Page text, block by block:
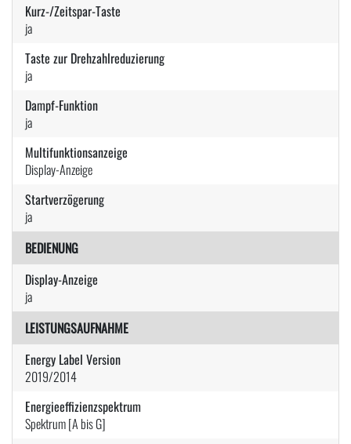
Kurz-/Zeitspar-Taste
ja
Taste zur Drehzahlreduzierung
ja
Dampf-Funktion
ja
Multifunktionsanzeige
Display-Anzeige
Startverzögerung
ja
BEDIENUNG
Display-Anzeige
ja
LEISTUNGSAUFNAHME
Energy Label Version
2019/2014
Energieeffizienzspektrum
Spektrum [A bis G]